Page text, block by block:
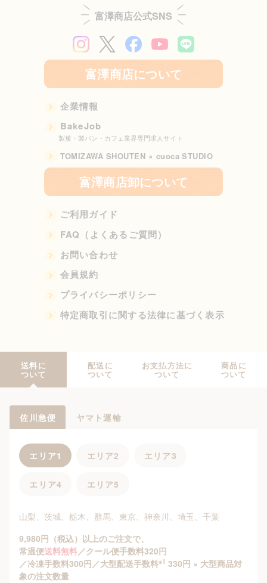
富澤商店公式SNS
富澤商店について
企業情報
BakeJob
製菓・製パン・カフェ業界専門求人サイト
TOMIZAWA SHOUTEN × cuoca STUDIO
富澤商店卸について
ご利用ガイド
FAQ（よくあるご質問）
お問い合わせ
会員規約
プライバシーポリシー
特定商取引に関する法律に基づく表示
送料に
ついて
配送に
ついて
お支払方法に
ついて
商品に
ついて
佐川急便 ヤマト運輸
エリア1 エリア2 エリア3
エリア4 エリア5
山梨、茨城、栃木、群馬、東京、神奈川、埼玉、千葉
9,980円（税込）以上のご注文で、
常温便送料無料／クール便手数料320円
／冷凍手数料300円／大型配送手数料※1 330円 × 大型商品対
象の注文数量